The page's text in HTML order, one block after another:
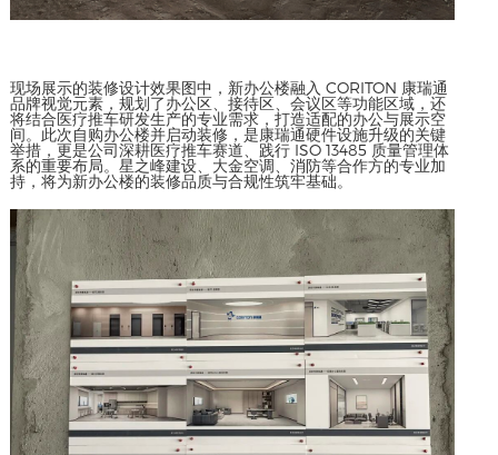
现场展示的装修设计效果图中，新办公楼融入 CORITON 康瑞通
品牌视觉元素，规划了办公区、接待区、会议区等功能区域，还
将结合医疗推车研发生产的专业需求，打造适配的办公与展示空
间。此次自购办公楼并启动装修，是康瑞通硬件设施升级的关键
举措，更是公司深耕医疗推车赛道、践行 ISO 13485 质量管理体
系的重要布局。星之峰建设、大金空调、消防等合作方的专业加
持，将为新办公楼的装修品质与合规性筑牢基础。